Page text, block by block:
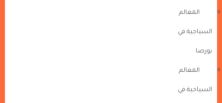
المعالم
السياحية في
بورصا
المعالم
السياحية في